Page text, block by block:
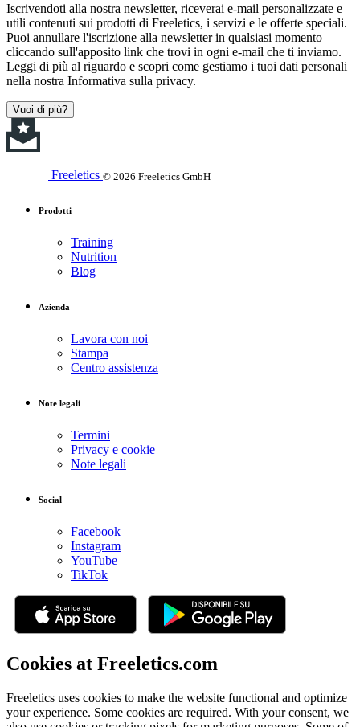
Iscrivendoti alla nostra newsletter, riceverai e-mail personalizzate e
utili contenuti sui prodotti di Freeletics, i servizi e le offerte speciali.
Puoi annullare l'iscrizione alla newsletter in qualsiasi momento
cliccando sull'apposito link che trovi in ogni e-mail che ti inviamo.
Leggi di più al riguardo e scopri come gestiamo i tuoi dati personali
nella nostra Informativa sulla privacy.
Vuoi di più?
Freeletics © 2026 Freeletics GmbH
Prodotti
Training
Nutrition
Blog
Azienda
Lavora con noi
Stampa
Centro assistenza
Note legali
Termini
Privacy e cookie
Note legali
Social
Facebook
Instagram
YouTube
TikTok
Cookies at Freeletics.com
Freeletics uses cookies to make the website functional and optimize
your experience. Some cookies are required. With your consent, we